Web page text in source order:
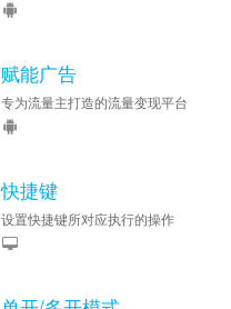
赋能广告
专为流量主打造的流量变现平台
快捷键
设置快捷键所对应执行的操作